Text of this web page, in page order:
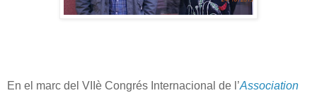
En el marc del VIIè Congrés Internacional de l’Association